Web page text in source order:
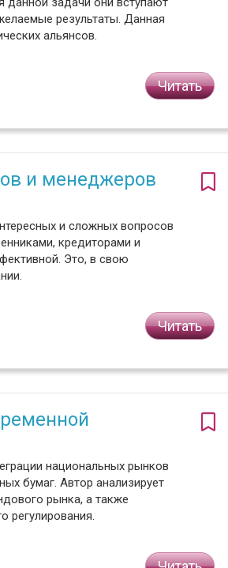
результаты. Данная
альянсов.
Читать
и менеджеров
и сложных вопросов
кредиторами и
Это, в свою
Читать
национальных рынков
бумаг. Автор анализирует
рынка, а также
регулирования.